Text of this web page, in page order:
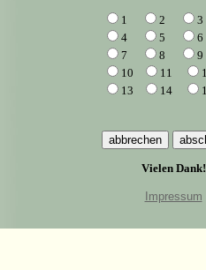
1 2
3
4
5
6
7
8
9
10
11
13
14
Vielen Dank!
Impressum